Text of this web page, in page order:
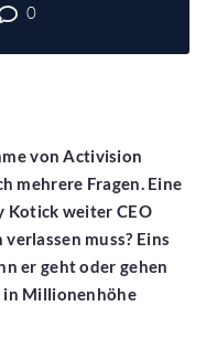
0
von Activision
mehrere Fragen. Eine
Kotick weiter CEO
muss? Eins
er geht oder gehen
in Millionenhöhe